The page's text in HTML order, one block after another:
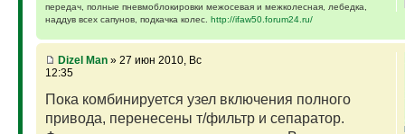
передач, полные пневмоблокировки межосевая и межколесная, лебедка,
наддув всех сапунов, подкачка колес. http://ifaw50.forum24.ru/
Dizel Man» 27 июн 2010, Вс
12:35
Пока комбинируется узел включения полного
привода, перенесены т/фильтр и сепаратор.